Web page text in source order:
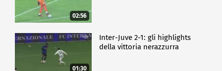
02:56
01:30
Inter-Juve 2-1: gli highlights
della vittoria nerazzurra